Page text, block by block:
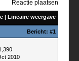
Reactie plaatsen
| Lineaire weergave
Bericht: #1
2010